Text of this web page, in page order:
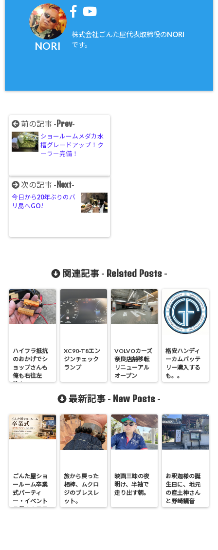
NORI
株式会社ごんた屋代表取締役のNORI
です。
前の記事 - Prev-
ショールームメダカ水
槽グレードアップ！ク
ーラー完備！
次の記事 - Next-
今日から20年ぶりのバ
リ島へGO!
関連記事 - Related Posts-
ハイフラ抵抗
のおかげでシ
ョップさんも
俺も右往左
往！
XC90-T8エン
ジンチェック
ランプ
VOLVOカーズ
奈良店舗移転
リニューアル
オープン
格安ハンディ
ーカムバッテ
リー購入する
も。。
最新記事 - New Posts -
ごんた屋ショ
ールーム卒業
式パーティ
ー・イベント
７月１９日日
旅から戻った
相棒、ムクロ
ジのブレスレ
ット。
映画三昧の夜
明け、半袖で
走り出す朝。
お釈迦様の誕
生日に、地元
の産土神さん
と野崎観音
へ。